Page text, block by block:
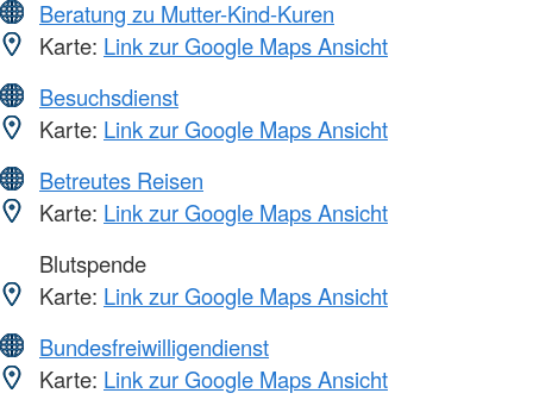
Beratung zu Mutter-Kind-Kuren
Karte: Link zur Google Maps Ansicht
Besuchsdienst
Karte: Link zur Google Maps Ansicht
Betreutes Reisen
Karte: Link zur Google Maps Ansicht
Blutspende
Karte: Link zur Google Maps Ansicht
Bundesfreiwilligendienst
Karte: Link zur Google Maps Ansicht